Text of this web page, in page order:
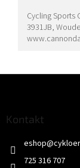
Cycling Sports
3931JB,
Kontakt
eshop@
725 316 707